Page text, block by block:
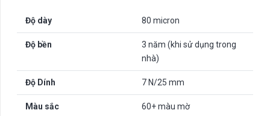
Độ dày 80 micron
Độ bền
3 năm (khi sử dụng trong
nhà)
Độ Dính 7 N/25 mm
Màu sắc 60+ màu mờ